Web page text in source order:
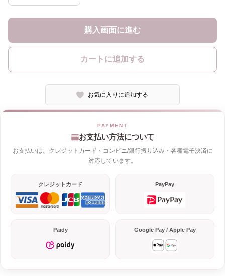
購入画面に進む
カートに追加する
お気に入りに追加する
お支払い方法について
お支払いは、クレジットカード・コンビニ/銀行振り込み・各種電子決済に
対応しています。
クレジットカード PayPay
Paidy Google Pay / Apple Pay